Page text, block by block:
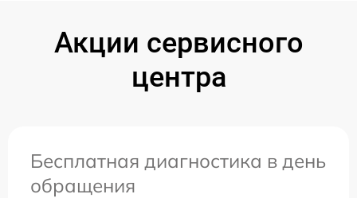
Акции сервисного
центра
Бесплатная диагностика в день
обращения